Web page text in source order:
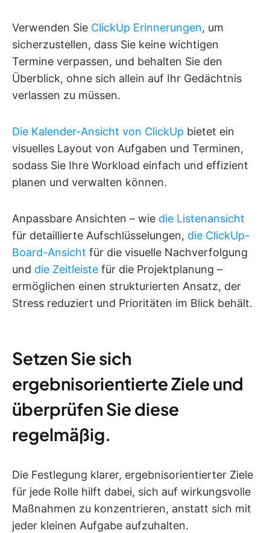
Verwenden Sie ClickUp Erinnerungen, um
sicherzustellen, dass Sie keine wichtigen
Termine verpassen, und behalten Sie den
Überblick, ohne sich allein auf Ihr Gedächtnis
verlassen zu müssen.
Die Kalender-Ansicht von ClickUp bietet ein
visuelles Layout von Aufgaben und Terminen,
sodass Sie Ihre Workload einfach und effizient
planen und verwalten können.
Anpassbare Ansichten – wie die Listenansicht
für detaillierte Aufschlüsselungen, die ClickUp-
Board-Ansicht für die visuelle Nachverfolgung
und die Zeitleiste für die Projektplanung –
ermöglichen einen strukturierten Ansatz, der
Stress reduziert und Prioritäten im Blick behält.
Setzen Sie sich
ergebnisorientierte Ziele und
überprüfen Sie diese
regelmäßig.
Die Festlegung klarer, ergebnisorientierter Ziele
für jede Rolle hilft dabei, sich auf wirkungsvolle
Maßnahmen zu konzentrieren, anstatt sich mit
jeder kleinen Aufgabe aufzuhalten.